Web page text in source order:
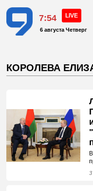
7:54
6 августа Четверг
КОРОЛЕВА
3